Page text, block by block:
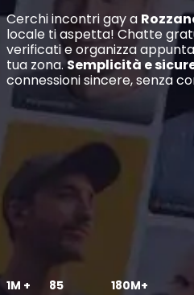
Cerchi incontri gay a
locale ti aspetta! Chatte
verificati e organizza
tua zona.Semplicità e
connessioni sincere, senza
1M + 85 180M+